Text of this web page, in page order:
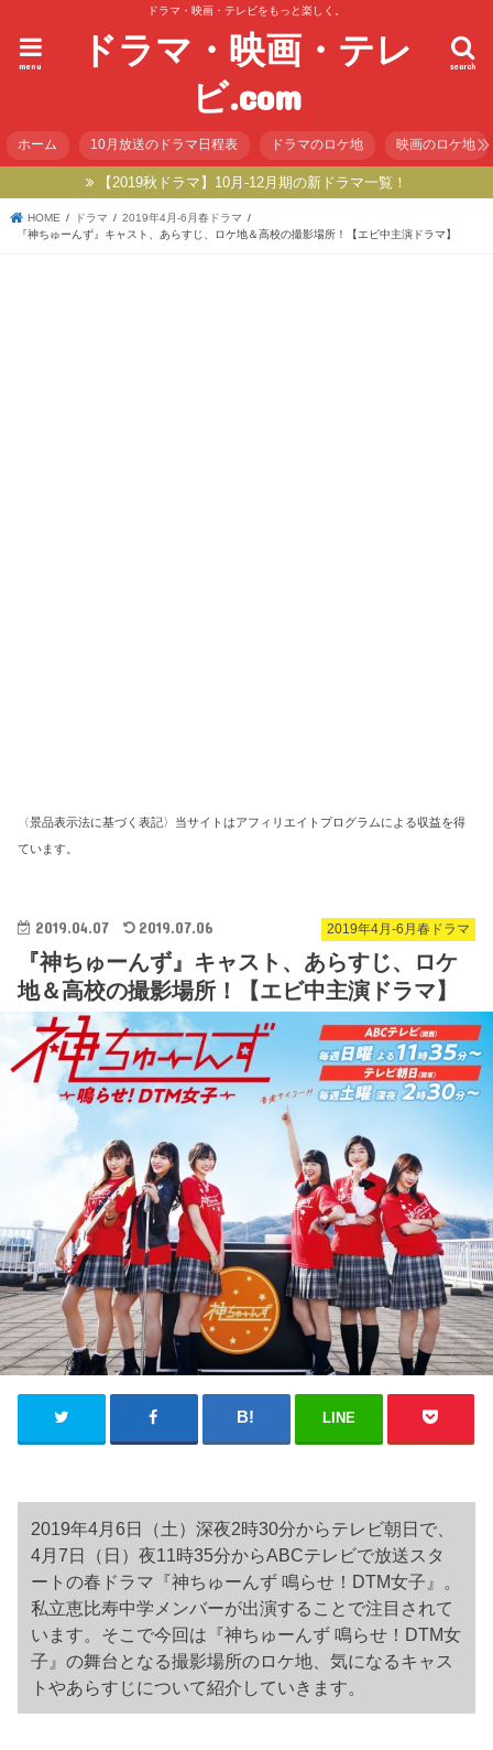
ドラマ・映画・テレビをもっと楽しく。
ドラマ・映画・テレ
ビ.com
search
menu
ホーム 10月放送のドラマ日程表 ドラマのロケ地 映画のロケ地
【2019秋ドラマ】10月-12月期の新ドラマ一覧！
HOME ドラマ
2019年4月-6月春ドラマ
『神ちゅーんず』キャスト、あらすじ、ロケ地＆高校の撮影場所！【エビ中主演ドラマ】
〈景品表示法に基づく表記〉当サイトはアフィリエイトプログラムによる収益を得
ています。
2019年4月-6月春ドラマ
2019.04.07 2019.07.06
『神ちゅーんず』キャスト、あらすじ、ロケ
地＆高校の撮影場所！【エビ中主演ドラマ】
LINE
2019年4月6日（土）深夜2時30分からテレビ朝日で、
4月7日（日）夜11時35分からABCテレビで放送スタ
ートの春ドラマ『神ちゅーんず 鳴らせ！DTM女子』。
私立恵比寿中学メンバーが出演することで注目されて
います。そこで今回は『神ちゅーんず 鳴らせ！DTM女
子』の舞台となる撮影場所のロケ地、気になるキャス
トやあらすじについて紹介していきます。